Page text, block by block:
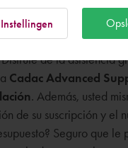
del potente
Group al
mejor
de la asistencia
Cadac Advanced
. Además, usted
de su suscripción y el
Seguro que le
Instellingen